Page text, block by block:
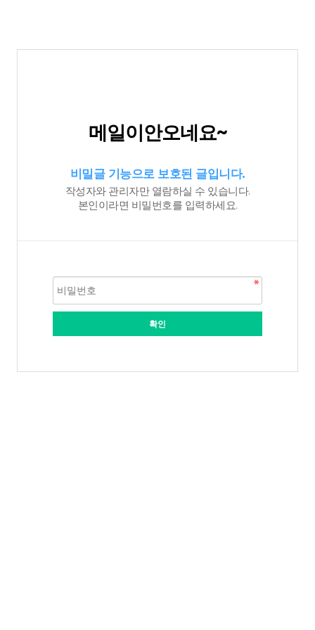
메일이안오네요~
비밀글 기능으로 보호된 글입니다.
작성자와 관리자만 열람하실 수 있습니다.
본인이라면 비밀번호를 입력하세요.